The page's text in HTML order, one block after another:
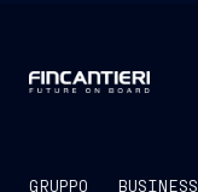
GRUPPO BUSINESS